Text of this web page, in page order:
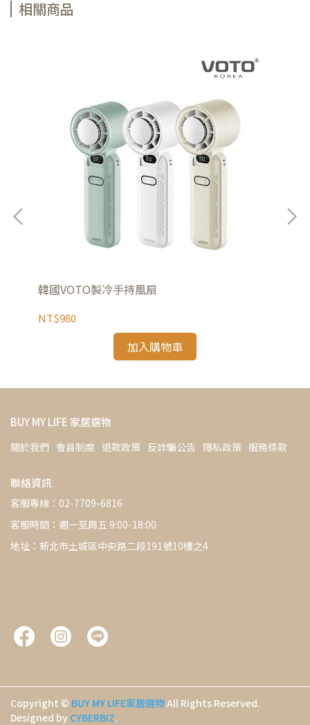
相關商品
韓國VOTO製冷手持風扇
NT$980
加入購物車
BUY MY LIFE 家居選物
關於我們 會員制度 退款政策 反詐騙公告 隱私政策 服務條款
聯絡資訊
客服專線：02-7709-6816
客服時間：週一至周五 9:00-18:00
地址：新北市土城區中央路二段191號10樓之4
Copyright © BUY MY LIFE家居選物All Rights Reserved.
Designed by CYBERBIZ.